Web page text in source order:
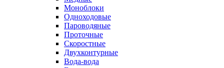
Моноблоки
Одноходовые
Пароводяные
Проточные
Скоростные
Двухконтурные
Вода-вода